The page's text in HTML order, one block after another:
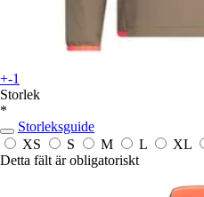
+-1
Storlek
*
Storleksguide
XS
S M L XL
Detta fält är obligatoriskt